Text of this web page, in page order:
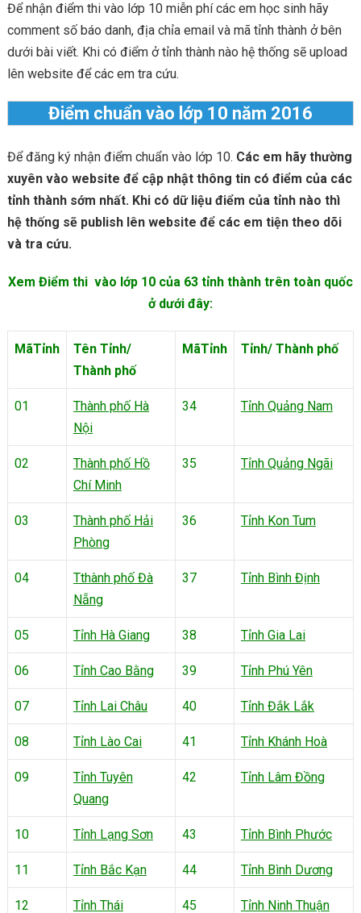
Để nhận điểm thi vào lớp 10 miễn phí các em học sinh hãy
comment số báo danh, địa chỉa email và mã tỉnh thành ở bên
dưới bài viết. Khi có điểm ở tỉnh thành nào hệ thống sẽ upload
lên website để các em tra cứu.
Điểm chuẩn vào lớp 10 năm 2016
Để đăng ký nhận điểm chuẩn vào lớp 10. Các em hãy thường
xuyên vào website để cập nhật thông tin có điểm của các
tỉnh thành sớm nhất. Khi có dữ liệu điểm của tỉnh nào thì
hệ thống sẽ publish lên website để các em tiện theo dõi
và tra cứu.
Xem Điểm thi vào lớp 10 của 63 tỉnh thành trên toàn quốc
ở dưới đây:
MãTỉnh
Tên Tỉnh/
Thành phố
MãTỉnh Tỉnh/ Thành phố
01
Thành phố Hà
Nội
34 Tỉnh Quảng Nam
02
Thành phố Hồ
Chí Minh
35 Tỉnh Quảng Ngãi
03
Thành phố Hải
Phòng
36 Tỉnh Kon Tum
04
Tthành phố Đà
Nẵng
37 Tỉnh Bình Định
05 Tỉnh Hà Giang 38 Tỉnh Gia Lai
06 Tỉnh Cao Bằng 39 Tỉnh Phú Yên
07 Tỉnh Lai Châu 40 Tỉnh Đắk Lắk
08 Tỉnh Lào Cai 41 Tỉnh Khánh Hoà
09
Tỉnh Tuyên
Quang
42 Tỉnh Lâm Đồng
10 Tỉnh Lạng Sơn 43 Tỉnh Bình Phước
11 Tỉnh Bắc Kạn 44 Tỉnh Bình Dương
12 Tỉnh Thái 45 Tỉnh Ninh Thuận